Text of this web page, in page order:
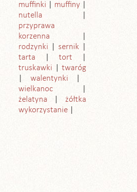
muffinki
muffiny
nutella
przyprawa
korzenna
rodzynki
sernik
tarta
tort
truskawki
twaróg
walentynki
wielkanoc
żelatyna
żółtka
wykorzystanie